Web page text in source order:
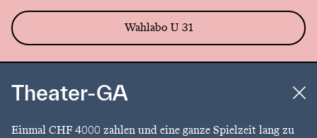
Wahlabo U 31
Theater-GA
Einmal CHF 4000 zahlen und eine ganze Spielzeit lang zu